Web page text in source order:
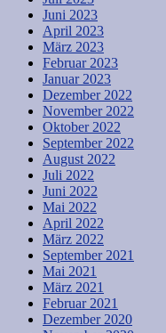
Juni 2023
April 2023
März 2023
Februar 2023
Januar 2023
Dezember 2022
November 2022
Oktober 2022
September 2022
August 2022
Juli 2022
Juni 2022
Mai 2022
April 2022
März 2022
September 2021
Mai 2021
März 2021
Februar 2021
Dezember 2020